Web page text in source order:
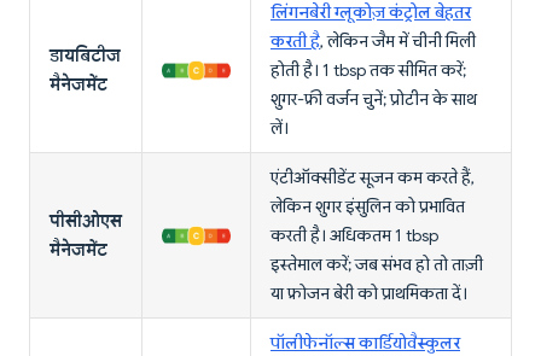
डायबिटीज
मैनेजमेंट
लिंगनबेरी ग्लूकोज़ कंट्रोल बेहतर
करती है, लेकिन जैम में चीनी मिली
होती है। 1 tbsp तक सीमित करें;
शुगर-फ्री वर्जन चुनें; प्रोटीन के साथ
लें।
पीसीओएस
मैनेजमेंट
एंटीऑक्सीडेंट सूजन कम करते हैं,
लेकिन शुगर इंसुलिन को प्रभावित
करती है। अधिकतम 1 tbsp
इस्तेमाल करें; जब संभव हो तो ताज़ी
या फ्रोजन बेरी को प्राथमिकता दें।
पॉलीफेनॉल्स कार्डियोवैस्कुलर